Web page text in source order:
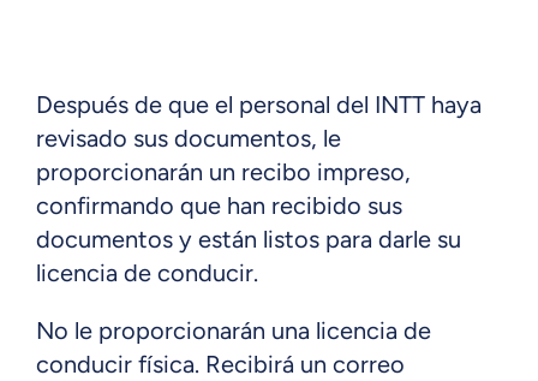
Después de que el personal del INTT haya
revisado sus documentos, le
proporcionarán un recibo impreso,
confirmando que han recibido sus
documentos y están listos para darle su
licencia de conducir.
No le proporcionarán una licencia de
conducir física. Recibirá un correo